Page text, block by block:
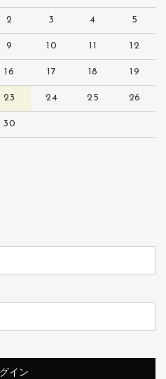
2 3 4 5
9 10 11 12
16 17 18 19
23 24 25 26
30